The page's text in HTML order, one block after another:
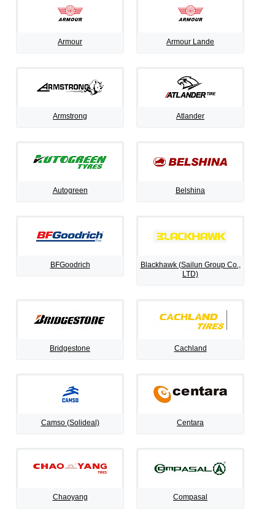
Armour Armour Lande
Armstrong Atlander
Autogreen Belshina
BFGoodrich
Blackhawk (Sailun Group Co.,
LTD)
Bridgestone Cachland
Camso (Solideal) Centara
Chaoyang Compasal